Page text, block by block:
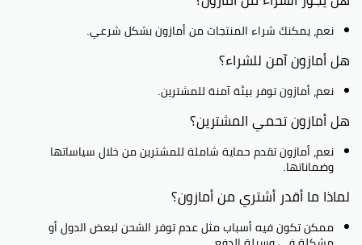
نعم، يمكنك شراء المنتجات من أمازون بشكل شرعي.
هل أمازون آمن للشراء؟
نعم، أمازون توفر بيئة آمنة للمشترين.
هل أمازون تحمي المشترين؟
نعم، أمازون تقدم حماية شاملة للمشترين من خلال سياساتها
وضماناتها.
لماذا ما أقدر أشتري من أمازون؟
ممكن تكون فيه أسباب مثل عدم توفر الشحن لبعض الدول أو